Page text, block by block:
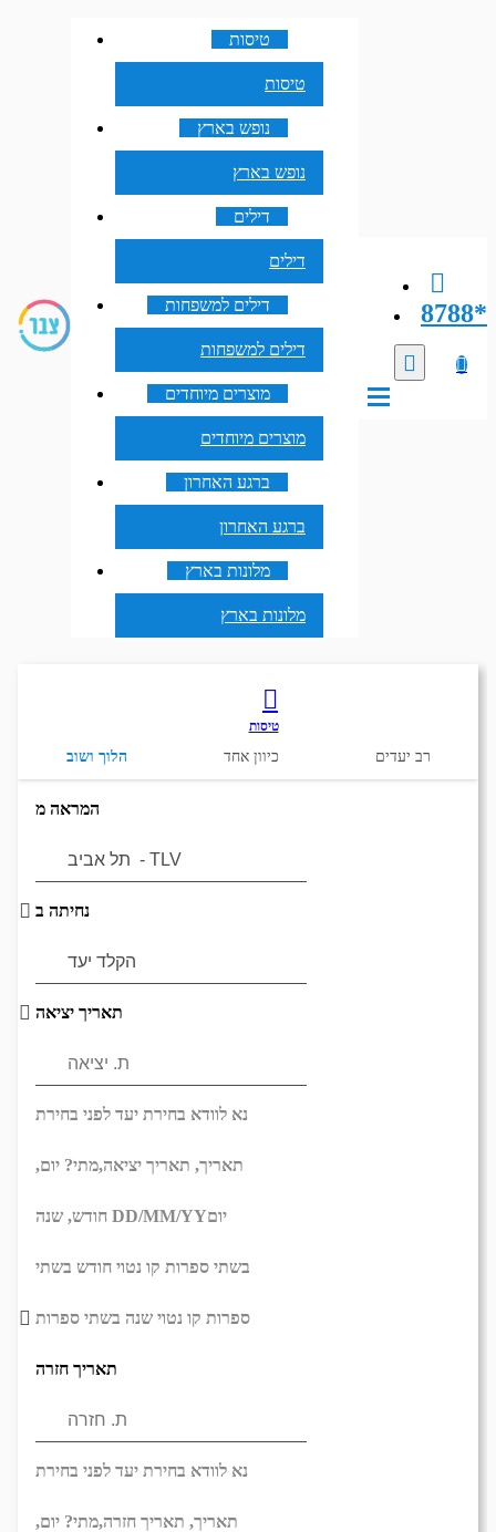
8788*
טיסות
טיסות
נופש בארץ
נופש בארץ
דילים
דילים
דילים למשפחות
דילים למשפחות
מוצרים מיוחדים
מוצרים מיוחדים
ברגע האחרון
ברגע האחרון
מלונות בארץ
מלונות בארץ
טיסות
הלוך ושוב כיוון אחד רב יעדים
המראה מ
נחיתה ב
תאריך יציאה
נא לוודא בחירת יעד לפני בחירת
תאריך, תאריך יציאה,מתי? יום,
DD/MM/YYיום
בשתי ספרות קו נטוי חודש בשתי
ספרות קו נטוי שנה בשתי ספרות
תאריך חזרה
נא לוודא בחירת יעד לפני בחירת
תאריך, תאריך חזרה,מתי? יום,